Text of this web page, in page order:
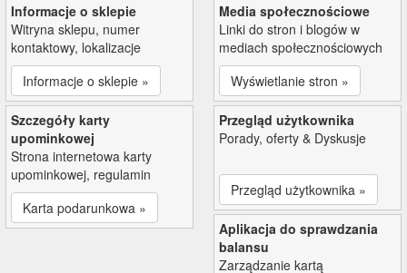
Informacje o sklepie
Witryna sklepu, numer
kontaktowy, lokalizacje
Informacje o sklepie »
Media społecznościowe
Linki do stron i blogów w
mediach społecznościowych
Wyświetlanie stron »
Szczegóły karty
upominkowej
Strona internetowa karty
upominkowej, regulamin
Karta podarunkowa »
Przegląd użytkownika
Porady, oferty & Dyskusje
Przegląd użytkownika »
Aplikacja do sprawdzania
balansu
Zarządzanie kartą